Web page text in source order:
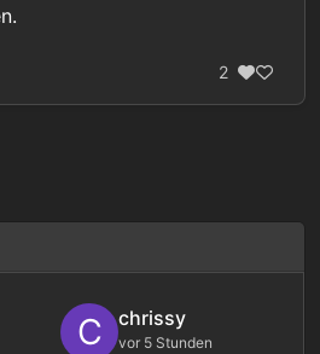
2
C chrissy
vor 5 Stunden